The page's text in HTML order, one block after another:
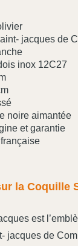
jacques de
inox 12C27
noire aimantée
et garantie
la Coquille
est
jacques de